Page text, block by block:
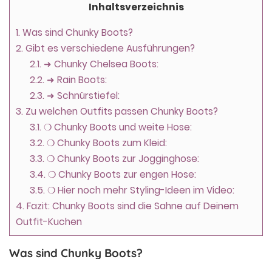
Inhaltsverzeichnis
1. Was sind Chunky Boots?
2. Gibt es verschiedene Ausführungen?
2.1. ➜ Chunky Chelsea Boots:
2.2. ➜ Rain Boots:
2.3. ➜ Schnürstiefel:
3. Zu welchen Outfits passen Chunky Boots?
3.1. ❍ Chunky Boots und weite Hose:
3.2. ❍ Chunky Boots zum Kleid:
3.3. ❍ Chunky Boots zur Jogginghose:
3.4. ❍ Chunky Boots zur engen Hose:
3.5. ❍ Hier noch mehr Styling-Ideen im Video:
4. Fazit: Chunky Boots sind die Sahne auf Deinem
Outfit-Kuchen
Was sind Chunky Boots?